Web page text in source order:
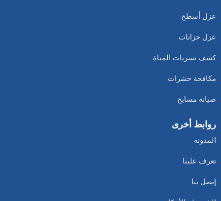
عزل أسطح
عزل خزانات
كشف تسربات المياة
مكافحة حشرات
صيانة مسابح
روابط أخرى
المدونة
تعرف علينا
إتصل بنا